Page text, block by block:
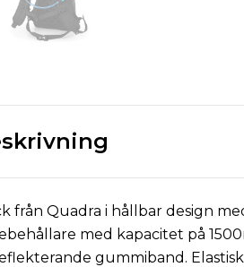
från Quadra i hållbar design
med kapacitet på
gummiband.